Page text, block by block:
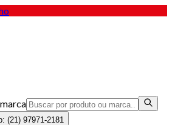
(21) 97971-2181